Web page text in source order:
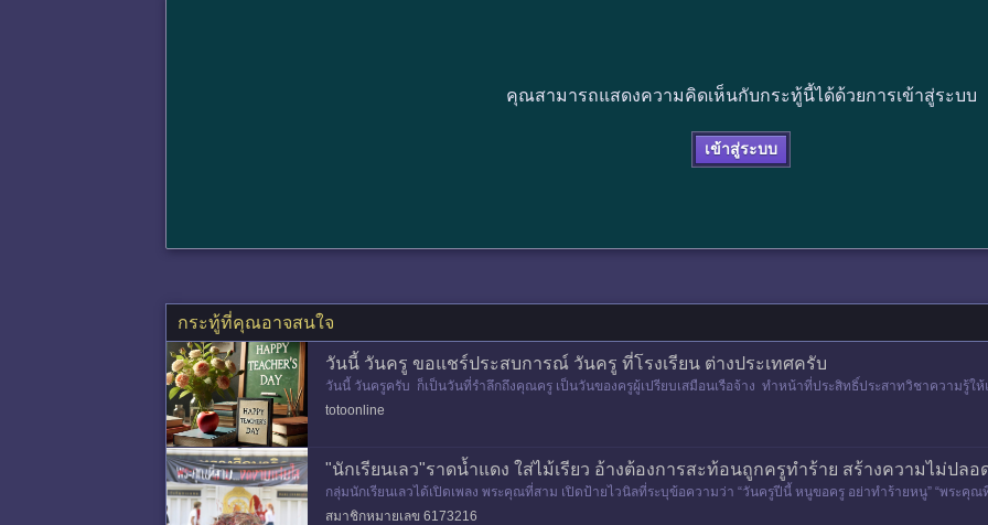
คุณสามารถแสดงความคิดเห็นกับกระทู้นี้ได้ด้วยการเข้าสู่ระบบ
เข้าสู่ระบบ
กระทู้ที่คุณอาจสนใจ
วันนี้ วันครู ขอแชร์ประสบการณ์ วันครู ที่โรงเรียน ต่างประเทศครับ
วันนี้ วันครูครับ ก็เป็นวันที่รำลึกถึงคุณครู เป็นวันของครูผู้เปรียบเสมือนเรือจ้าง ทำหน้าที่ประสิทธิ์ประสาทวิชาความรู้ใ
วเอง
totoonline
"นักเรียนเลว"ราดน้ำแดง ใส่ไม้เรียว อ้างต้องการสะท้อนถูกครูทำร้าย สร้างความไม่ปล
กลุ่มนักเรียนเลวได้เปิดเพลง พระคุณที่สาม เปิดป้ายไวนิลที่ระบุข้อความว่า “วันครูปีนี้ หนูขอครู อย่าทำร้ายหนู” “พระคุ
สมาชิกหมายเลข 6173216